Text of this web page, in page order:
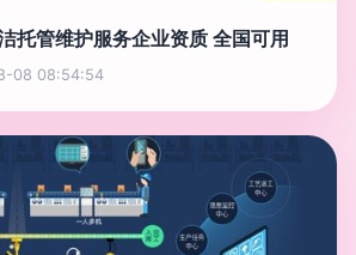
托管维护服务企业资质 全国可用
08 08:54:54